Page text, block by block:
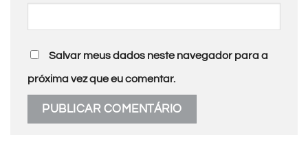
Salvar meus dados neste navegador para a
próxima vez que eu comentar.